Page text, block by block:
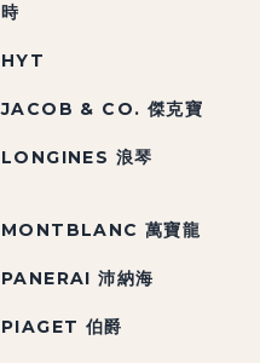
時
HYT
JACOB & CO. 傑克寶
LONGINES 浪琴
MONTBLANC 萬寶龍
PANERAI 沛納海
PIAGET 伯爵